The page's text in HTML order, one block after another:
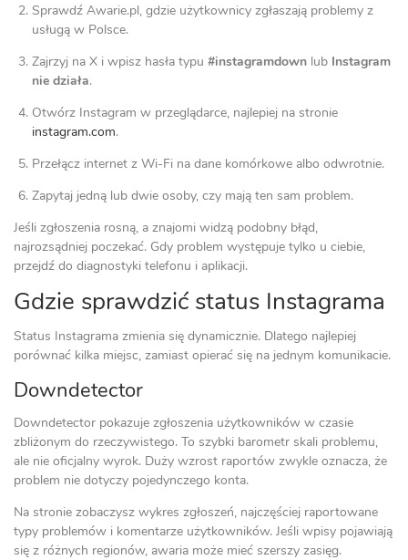
Sprawdź Awarie.pl, gdzie użytkownicy zgłaszają problemy z
usługą w Polsce.
Zajrzyj na X i wpisz hasła typu #instagramdown lub Instagram
nie działa.
Otwórz Instagram w przeglądarce, najlepiej na stronie
instagram.com.
Przełącz internet z Wi‑Fi na dane komórkowe albo odwrotnie.
Zapytaj jedną lub dwie osoby, czy mają ten sam problem.
Jeśli zgłoszenia rosną, a znajomi widzą podobny błąd,
najrozsądniej poczekać. Gdy problem występuje tylko u ciebie,
przejdź do diagnostyki telefonu i aplikacji.
Gdzie sprawdzić status Instagrama
Status Instagrama zmienia się dynamicznie. Dlatego najlepiej
porównać kilka miejsc, zamiast opierać się na jednym komunikacie.
Downdetector
Downdetector pokazuje zgłoszenia użytkowników w czasie
zbliżonym do rzeczywistego. To szybki barometr skali problemu,
ale nie oficjalny wyrok. Duży wzrost raportów zwykle oznacza, że
problem nie dotyczy pojedynczego konta.
Na stronie zobaczysz wykres zgłoszeń, najczęściej raportowane
typy problemów i komentarze użytkowników. Jeśli wpisy pojawiają
się z różnych regionów, awaria może mieć szerszy zasięg.